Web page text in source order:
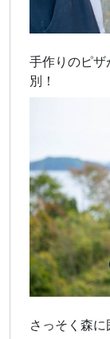
手作りのピザ
別！
さっそく森